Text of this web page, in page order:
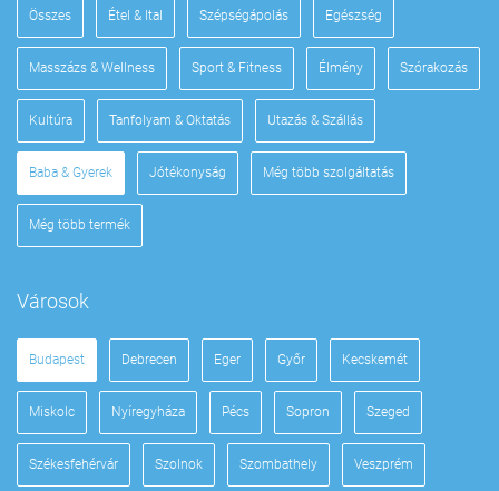
Összes Étel & Ital Szépségápolás Egészség
Masszázs & Wellness Sport & Fitness Élmény Szórakozás
Kultúra Tanfolyam & Oktatás Utazás & Szállás
Baba & Gyerek Jótékonyság Még több szolgáltatás
Még több termék
Városok
Budapest Debrecen Eger Győr Kecskemét
Miskolc Nyíregyháza Pécs Sopron Szeged
Székesfehérvár Szolnok Szombathely Veszprém